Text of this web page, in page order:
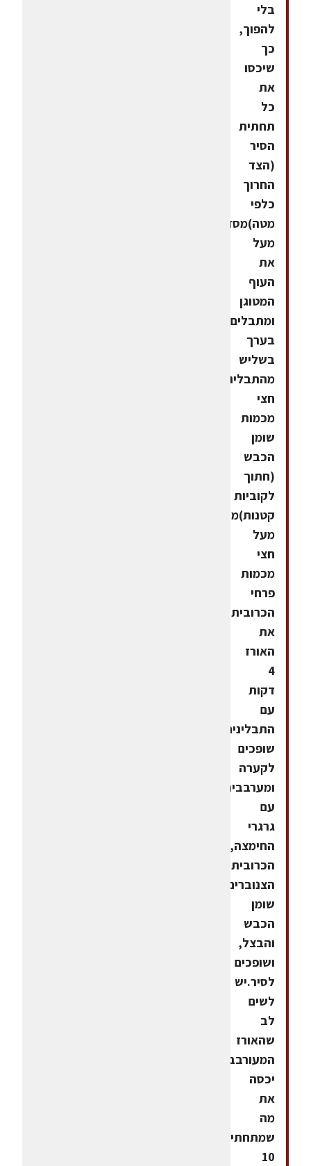
בלי
להפוך,
כך
שיכסו
את
כל
תחתית
הסיר
(הצד
החרוך
כלפי
מטה)מסדרים
מעל
את
העוף
המטוגן
ומתבלים
בערך
בשליש
מהתבליניםמפזרים
חצי
מכמות
שומן
הכבש
(חתוך
לקוביות
קטנות)מסדרים
מעל
חצי
מכמות
פרחי
הכרובית.מטגנים
את
האורז
4
דקות
עם
התבלינים.
שופכים
לקערה
ומערבבים
עם
גרגרי
החימצה,
הכרובית,
הצנוברים,
שומן
הכבש
והבצל,
ושופכים
לסיר.יש
לשים
לב
שהאורז
המעורבב
יכסה
את
מה
שמתחתיו.מוסיפים
10